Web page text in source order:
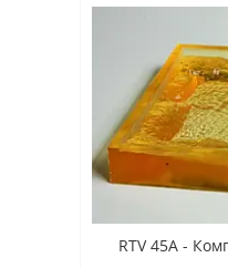
RTV 45A -